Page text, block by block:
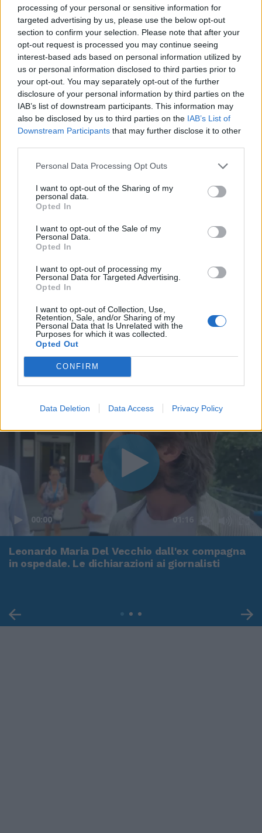
processing of your personal or sensitive information for
targeted advertising by us, please use the below opt-out
section to confirm your selection. Please note that after your
opt-out request is processed you may continue seeing
interest-based ads based on personal information utilized by
us or personal information disclosed to third parties prior to
your opt-out. You may separately opt-out of the further
disclosure of your personal information by third parties on the
IAB’s list of downstream participants. This information may
also be disclosed by us to third parties on the IAB’s List of
Downstream Participants that may further disclose it to other
Personal Data Processing Opt Outs
I want to opt-out of the Sharing of my
personal data.
Opted In
I want to opt-out of the Sale of my
Personal Data.
Opted In
I want to opt-out of processing my
Personal Data for Targeted Advertising.
Opted In
I want to opt-out of Collection, Use,
Retention, Sale, and/or Sharing of my
Personal Data that Is Unrelated with the
Purposes for which it was collected.
Opted Out
CONFIRM
Data Deletion Data Access Privacy Policy
00:00 01:16
Leonardo Maria Del Vecchio dall'ex compagna
in ospedale. Le dichiarazioni ai giornalisti